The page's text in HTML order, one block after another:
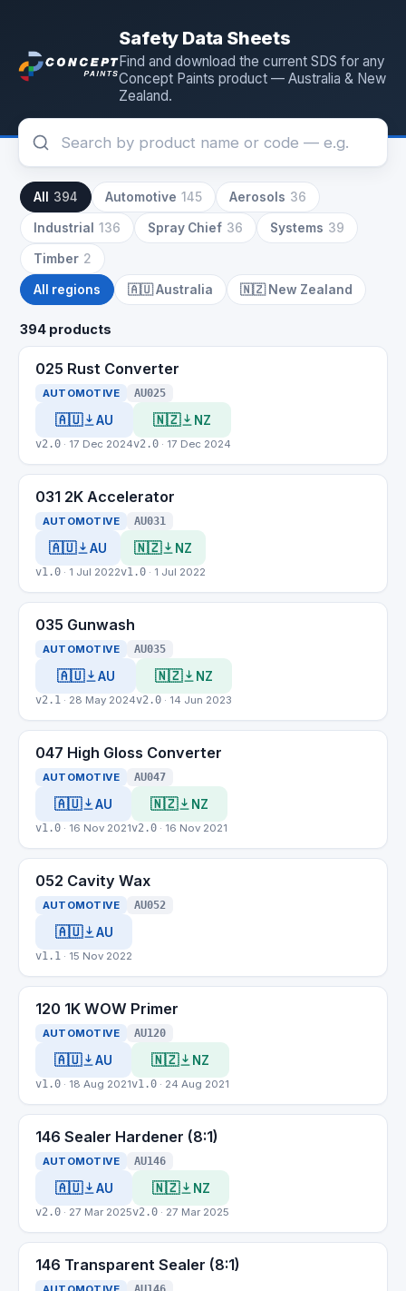
Safety Data Sheets
Find and download the current SDS for any
Concept Paints product — Australia & New
Zealand.
All 394 Automotive 145 Aerosols 36
Industrial 136 Spray Chief 36 Systems 39
Timber 2
All regions 🇦🇺Australia 🇳🇿 New Zealand
394 products
025 Rust Converter
AUTOMOTIVE AU025
🇦🇺 AU
v2.0 · 17 Dec 2024
🇳🇿 NZ
v2.0 · 17 Dec 2024
031 2K Accelerator
AUTOMOTIVE AU031
🇦🇺 AU
v1.0 · 1 Jul 2022
🇳🇿 NZ
v1.0 · 1 Jul 2022
035 Gunwash
AUTOMOTIVE AU035
🇦🇺 AU
v2.1 · 28 May 2024
🇳🇿 NZ
v2.0 · 14 Jun 2023
047 High Gloss Converter
AUTOMOTIVE AU047
🇦🇺 AU
v1.0 · 16 Nov 2021
🇳🇿 NZ
v2.0 · 16 Nov 2021
052 Cavity Wax
AUTOMOTIVE AU052
🇦🇺 AU
v1.1 · 15 Nov 2022
120 1K WOW Primer
AUTOMOTIVE AU120
🇦🇺 AU
v1.0 · 18 Aug 2021
🇳🇿 NZ
v1.0 · 24 Aug 2021
146 Sealer Hardener (8:1)
AUTOMOTIVE AU146
🇦🇺 AU
v2.0 · 27 Mar 2025
🇳🇿 NZ
v2.0 · 27 Mar 2025
146 Transparent Sealer (8:1)